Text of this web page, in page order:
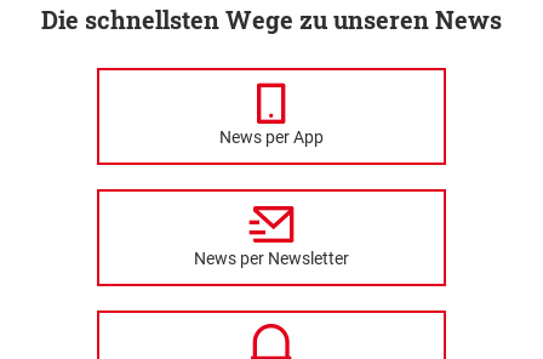
Die schnellsten Wege zu unseren News
News per App
News per Newsletter